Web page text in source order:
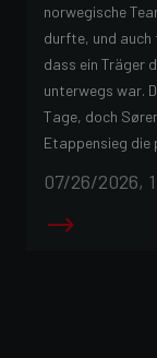
norwegische
durfte, und auch
dass ein Träger
unterwegs war.
Tage, doch
Etappensieg die
07/26/2026,